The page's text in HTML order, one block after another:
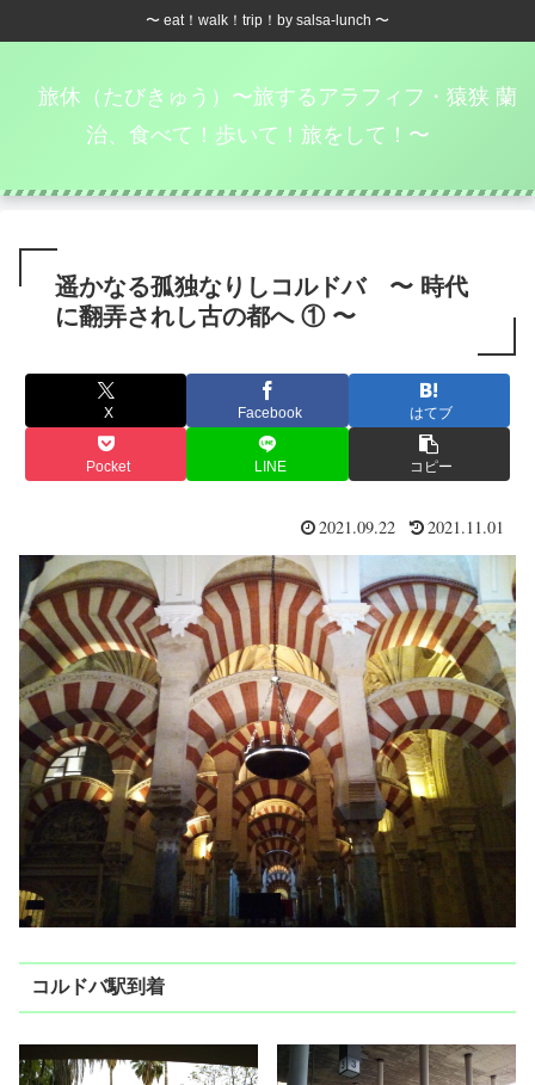
〜 eat！walk！trip！by salsa-lunch 〜
旅休（たびきゅう）〜旅するアラフィフ・猿狭 蘭
治、食べて！歩いて！旅をして！〜
遥かなる孤独なりしコルドバ 〜 時代
に翻弄されし古の都へ ① 〜
X Facebook はてブ
Pocket LINE コピー
2021.09.22 2021.11.01
コルドバ駅到着